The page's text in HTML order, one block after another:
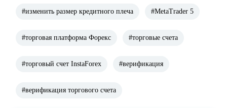
#изменить размер кредитного плеча #MetaTrader 5
#торговая платформа Форекс #торговые счета
#торговый счет InstaForex #верификация
#верификация торгового счета